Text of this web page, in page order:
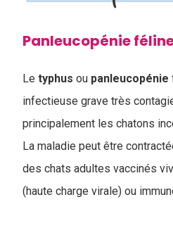
Panleucopénie
Le typhus ou panleucopénie
infectieuse grave très
principalement les chatons
La maladie peut être
des chats adultes vaccinés
(haute charge virale) ou